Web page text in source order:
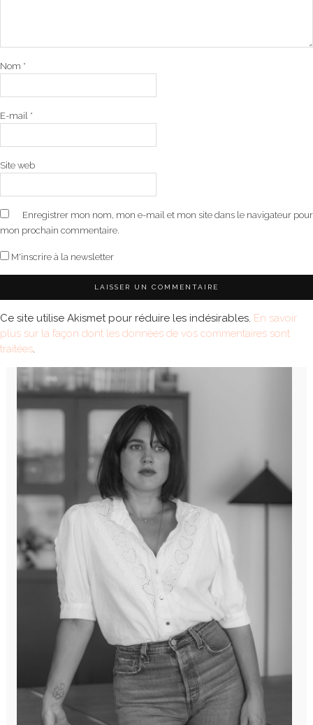
Nom *
E-mail *
Site web
Enregistrer mon nom, mon e-mail et mon site dans le navigateur pour
mon prochain commentaire.
M'inscrire à la newsletter
Ce site utilise Akismet pour réduire les indésirables. En savoir
plus sur la façon dont les données de vos commentaires sont
traitées.